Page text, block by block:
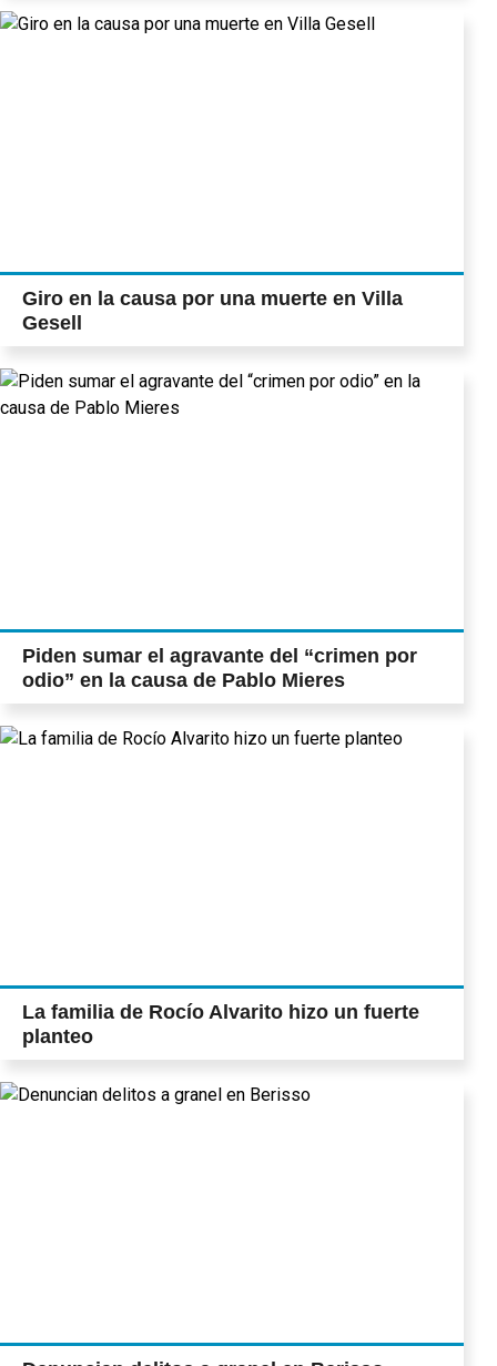
Giro en la causa por una muerte en Villa
Gesell
Piden sumar el agravante del “crimen por
odio” en la causa de Pablo Mieres
La familia de Rocío Alvarito hizo un fuerte
planteo